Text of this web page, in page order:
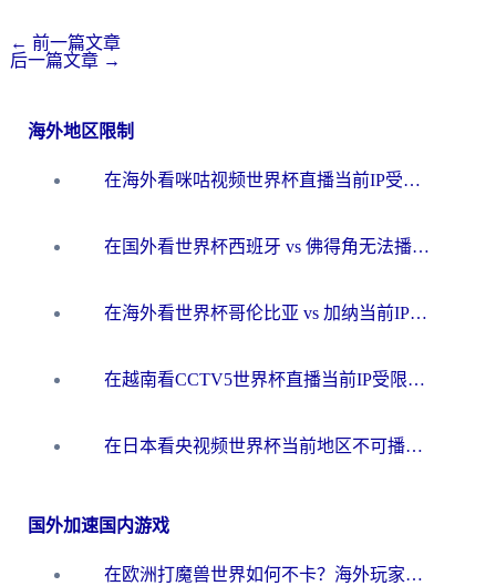
← 前一篇文章
后一篇文章 →
海外地区限制
在海外看咪咕视频世界杯直播当前IP受限制？这篇指南帮你搞定所有体育赛事观看难题
在国外看世界杯西班牙 vs 佛得角无法播放？这篇指南帮你解锁所有中文体育直播
在海外看世界杯哥伦比亚 vs 加纳当前IP受限制？这篇指南帮你流畅看中文解说赛事
在越南看CCTV5世界杯直播当前IP受限制？海外党体育观赛终极指南来了
在日本看央视频世界杯当前地区不可播放？海外党体育观赛终极指南
国外加速国内游戏
在欧洲打魔兽世界如何不卡？海外玩家的国服游戏加速终极攻略